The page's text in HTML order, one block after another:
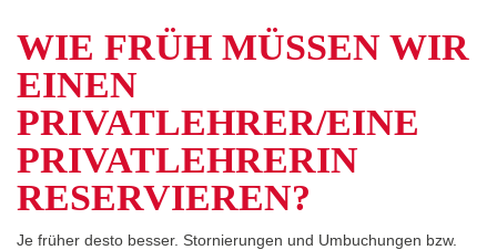
WIE FRÜH MÜSSEN WIR
EINEN
PRIVATLEHRER/EINE
PRIVATLEHRERIN
RESERVIEREN?
Je früher desto besser. Stornierungen und Umbuchungen bzw.